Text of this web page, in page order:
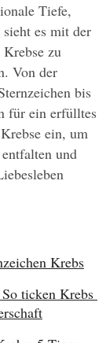
Tiefe,
es mit der
zu
Von der
bis
für ein erfülltes
ein, um
und
Krebs
ticken Krebs